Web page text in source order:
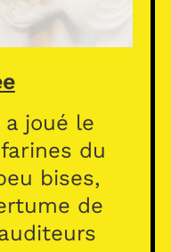
joué le
du
bises,
de